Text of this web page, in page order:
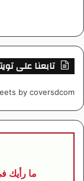
تابعنا على
by coversdcom
ما رأيك